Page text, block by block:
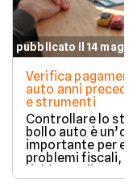
pubblicato il 14
Verifica
auto anni
e strumenti
Controllare lo
bollo auto è
importante per
problemi fiscali,
richieste di
inattese.